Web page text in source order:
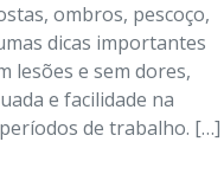
ombros, pescoço,
dicas importantes
lesões e sem dores,
e facilidade na
de trabalho. […]